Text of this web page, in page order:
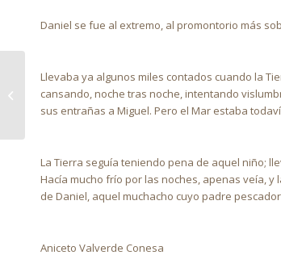
Daniel se fue al extremo, al promontorio más
Llevaba ya algunos miles contados cuando la
cansando, noche tras noche, intentando
sus entrañas a Miguel. Pero el Mar estaba
La Tierra seguía teniendo pena de aquel niño;
Hacía mucho frío por las noches, apenas veía,
de Daniel, aquel muchacho cuyo padre
Aniceto Valverde Conesa
SUSPIROS DE ESPAÑA